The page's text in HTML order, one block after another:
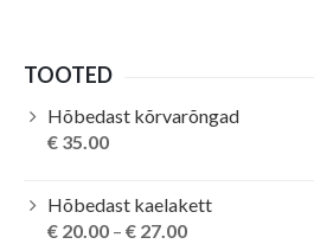
TOOTED
Hõbedast kõrvarõngad
€ 35.00
Hõbedast kaelakett
€ 20.00 – € 27.00